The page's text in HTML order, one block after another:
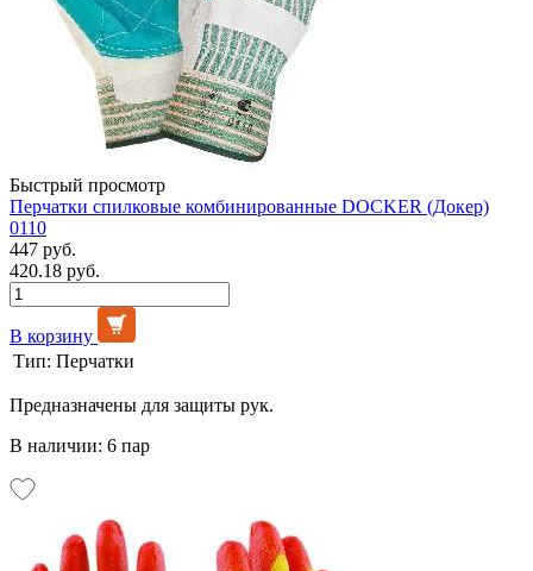
Быстрый просмотр
Перчатки спилковые комбинированные DOCKER (Докер)
0110
447 руб.
420.18 руб.
В корзину
Тип: Перчатки
Предназначены для защиты рук.
В наличии: 6 пар